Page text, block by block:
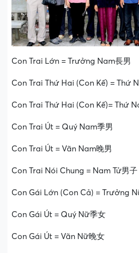
Con Trai Lớn = Trưởng Nam長男
Con Trai Thứ Hai (Con Kế) = Thứ
Con Trai Thứ Hai (Con Kế)= Thứ
Con Trai Út = Quý Nam季男
Con Trai Út = Vãn Nam晚男
Con Trai Nói Chung = Nam Tử男子
Con Gái Lớn (Con Cả) = Trưởng
Con Gái Út = Quý Nữ季女
Con Gái Út = Vãn Nữ晚女